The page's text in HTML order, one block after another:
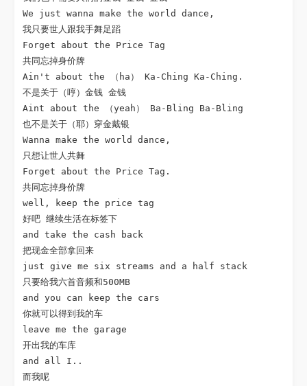
We just wanna make the world dance,
我只要世人跟我手舞足蹈
Forget about the Price Tag
共同忘掉身价牌
Ain't about the （ha） Ka-Ching Ka-Ching.
不是关于（哼）金钱 金钱
Aint about the （yeah） Ba-Bling Ba-Bling
也不是关于（耶）穿金戴银
Wanna make the world dance,
只想让世人共舞
Forget about the Price Tag.
共同忘掉身价牌
well, keep the price tag
好吧 继续生活在标签下
and take the cash back
把现金全部拿回来
just give me six streams and a half stack
只要给我六首音频和500MB
and you can keep the cars
你就可以得到我的车
leave me the garage
开出我的车库
and all I..
而我呢